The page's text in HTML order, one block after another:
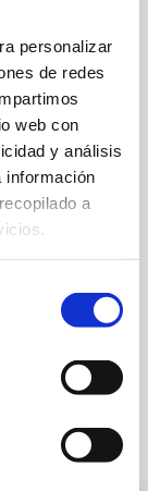
personalizar
de redes
web con
y análisis
información
a